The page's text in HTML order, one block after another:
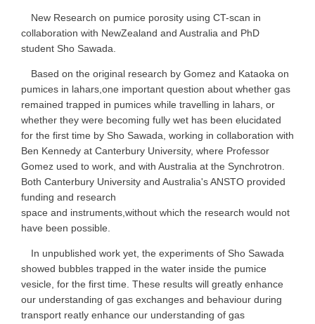
New Research on pumice porosity using CT-scan in
collaboration with NewZealand and Australia and PhD
student Sho Sawada.
Based on the original research by Gomez and Kataoka on
pumices in lahars,one important question about whether gas
remained trapped in pumices while travelling in lahars, or
whether they were becoming fully wet has been elucidated
for the first time by Sho Sawada, working in collaboration with
Ben Kennedy at Canterbury University, where Professor
Gomez used to work, and with Australia at the Synchrotron.
Both Canterbury University and Australia's ANSTO provided
funding and research
space and instruments,without which the research would not
have been possible.
In unpublished work yet, the experiments of Sho Sawada
showed bubbles trapped in the water inside the pumice
vesicle, for the first time. These results will greatly enhance
our understanding of gas exchanges and behaviour during
transport reatly enhance our understanding of gas